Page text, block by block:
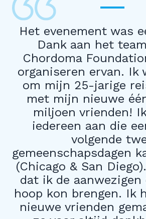
Het evenement was
Dank aan het
Chordoma
organiseren ervan. Ik
om mijn 25-jarige
met mijn nieuwe
miljoen vrienden!
iedereen aan die
volgende
gemeenschapsdagen
(Chicago & San
dat ik de aanwezigen
hoop kon brengen. Ik
nieuwe vrienden